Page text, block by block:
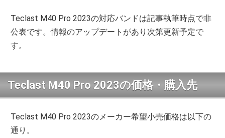
Teclast M40 Pro 2023の対応バンドは記事執筆時点で非
公表です。情報のアップデートがあり次第更新予定で
す。
Teclast M40 Pro 2023の価格・購入先
Teclast M40 Pro 2023のメーカー希望小売価格は以下の
通り。